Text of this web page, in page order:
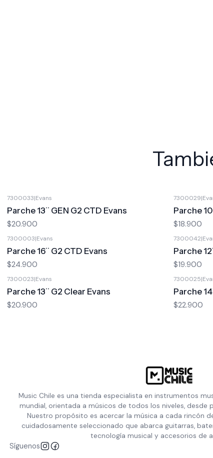
7300033|Evans
Parche 13¨ GEN G2 CTD Evans
$20.900
7300029|
Parche
$18.900
7300003|Evans
Parche 16¨ G2 CTD Evans
$24.900
7300042|
Parche
$19.900
7300023|Evans
Parche 13¨ G2 Clear Evans
$20.900
7300025|
Parche
$22.900
Music Chile es una tienda especialista en instrumentos
mundial, orientada a músicos de todos los niveles, desde
Nuestro propósito es acercar la música a cada rincón
cuidadosamente seleccionado que abarca guitarras,
tecnología musical y accesorios de
Síguenos